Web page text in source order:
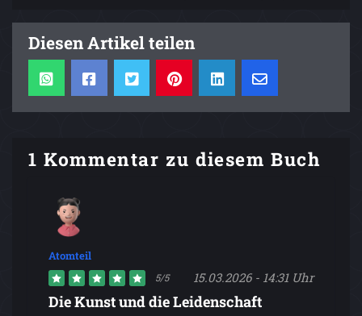
Diesen Artikel teilen
1 Kommentar zu diesem Buch
Atomteil
5/5 15.03.2026 - 14:31 Uhr
Die Kunst und die Leidenschaft